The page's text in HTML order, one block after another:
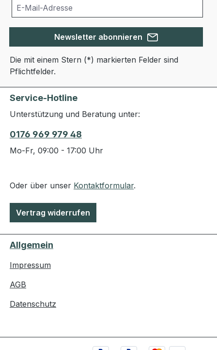
Newsletter abonnieren
Die mit einem Stern (*) markierten Felder sind
Pflichtfelder.
Service-Hotline
Unterstützung und Beratung unter:
0176 969 979 48
Mo-Fr, 09:00 - 17:00 Uhr
Oder über unser Kontaktformular.
Vertrag widerrufen
Allgemein
Impressum
AGB
Datenschutz